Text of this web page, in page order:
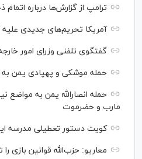
ترامپ از گزارش‌ها درباره
آمریکا تحریم‌های جدیدی علیه
گفتگوی تلفنی وزرای امور
حمله موشکی و پهپادی یمن
حمله انصارالله یمن به مواضع
مارب و حضرموت
کویت دستور تعطیلی مدرسه
معاریو: حزب‌الله قوانین بازی